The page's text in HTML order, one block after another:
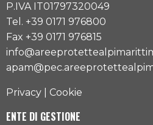
P.IVA IT01797320049
Tel. +39 0171 976800
Fax +39 0171 976815
Privacy Cookie
ENTE DI GESTIONE